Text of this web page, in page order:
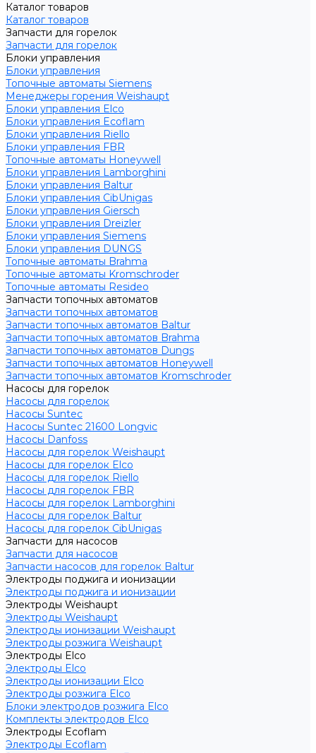
Каталог товаров
Каталог товаров
Запчасти для горелок
Запчасти для горелок
Блоки управления
Блоки управления
Топочные автоматы Siemens
Менеджеры горения Weishaupt
Блоки управления Elco
Блоки управления Ecoflam
Блоки управления Riello
Блоки управления FBR
Топочные автоматы Honeywell
Блоки управления Lamborghini
Блоки управления Baltur
Блоки управления CibUnigas
Блоки управления Giersch
Блоки управления Dreizler
Блоки управления Siemens
Блоки управления DUNGS
Топочные автоматы Brahma
Топочные автоматы Kromschroder
Топочные автоматы Resideo
Запчасти топочных автоматов
Запчасти топочных автоматов
Запчасти топочных автоматов Baltur
Запчасти топочных автоматов Brahma
Запчасти топочных автоматов Dungs
Запчасти топочных автоматов Honeywell
Запчасти топочных автоматов Kromschroder
Насосы для горелок
Насосы для горелок
Насосы Suntec
Насосы Suntec 21600 Longvic
Насосы Danfoss
Насосы для горелок Weishaupt
Насосы для горелок Elco
Насосы для горелок Riello
Насосы для горелок FBR
Насосы для горелок Lamborghini
Насосы для горелок Baltur
Насосы для горелок CibUnigas
Запчасти для насосов
Запчасти для насосов
Запчасти насосов для горелок Baltur
Электроды поджига и ионизации
Электроды поджига и ионизации
Электроды Weishaupt
Электроды Weishaupt
Электроды ионизации Weishaupt
Электроды розжига Weishaupt
Электроды Elco
Электроды Elco
Электроды ионизации Elco
Электроды розжига Elco
Блоки электродов розжига Elco
Комплекты электродов Elco
Электроды Ecoflam
Электроды Ecoflam